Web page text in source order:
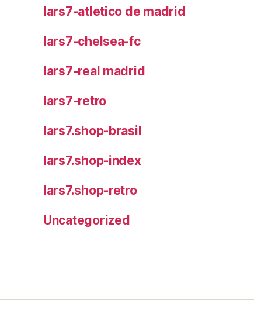
lars7-atletico de madrid
lars7-chelsea-fc
lars7-real madrid
lars7-retro
lars7.shop-brasil
lars7.shop-index
lars7.shop-retro
Uncategorized